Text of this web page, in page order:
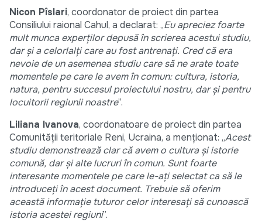
Nicon Pîslari, coordonator de proiect din partea
Consiliului raional Cahul, a declarat: „Eu apreciez foarte
mult munca experților depusă în scrierea acestui studiu,
dar și a celorlalți care au fost antrenați. Cred că era
nevoie de un asemenea studiu care să ne arate toate
momentele pe care le avem în comun: cultura, istoria,
natura, pentru succesul proiectului nostru, dar și pentru
locuitorii regiunii noastre”.
Liliana Ivanova, coordonatoare de proiect din partea
Comunității teritoriale Reni, Ucraina, a menționat: „Acest
studiu demonstrează clar că avem o cultura și istorie
comună, dar și alte lucruri în comun. Sunt foarte
interesante momentele pe care le-ați selectat ca să le
introduceți în acest document. Trebuie să oferim
această informație tuturor celor interesați să cunoască
istoria acestei regiuni”.